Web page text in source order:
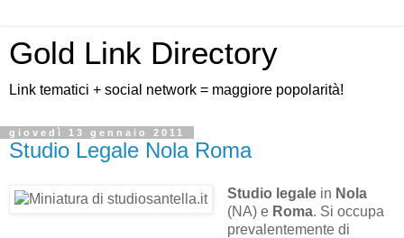
Gold Link Directory
Link tematici + social network = maggiore popolarità!
giovedì 13 gennaio 2011
Studio Legale Nola Roma
Studio legalein Nola
(NA) e Roma. Si occupa
prevalentemente di